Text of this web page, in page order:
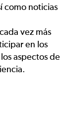
como noticias
vez más
en los
aspectos de